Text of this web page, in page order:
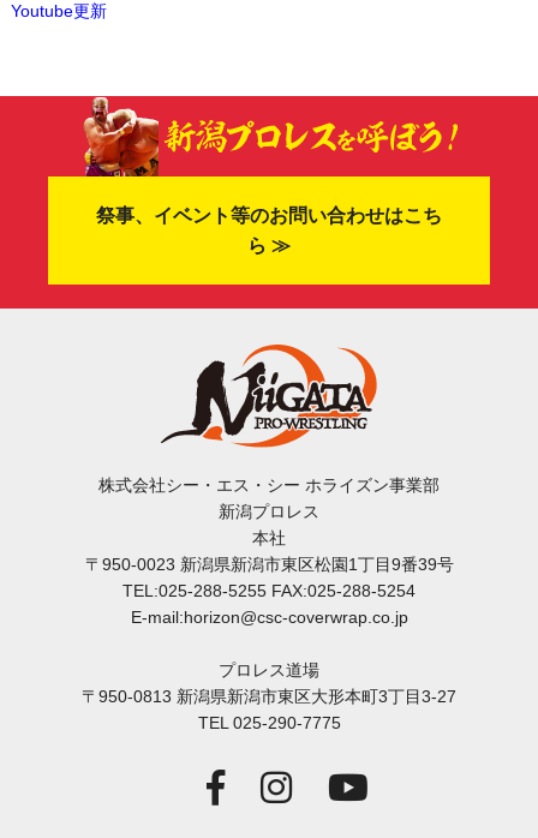
Youtube更新
祭事、イベント等のお問い合わせはこち
ら ≫
株式会社シー・エス・シー ホライズン事業部
新潟プロレス
本社
〒950-0023 新潟県新潟市東区松園1丁目9番39号
TEL:025-288-5255 FAX:025-288-5254
E-mail:horizon@csc-coverwrap.co.jp
プロレス道場
〒950-0813 新潟県新潟市東区大形本町3丁目3-27
TEL 025-290-7775